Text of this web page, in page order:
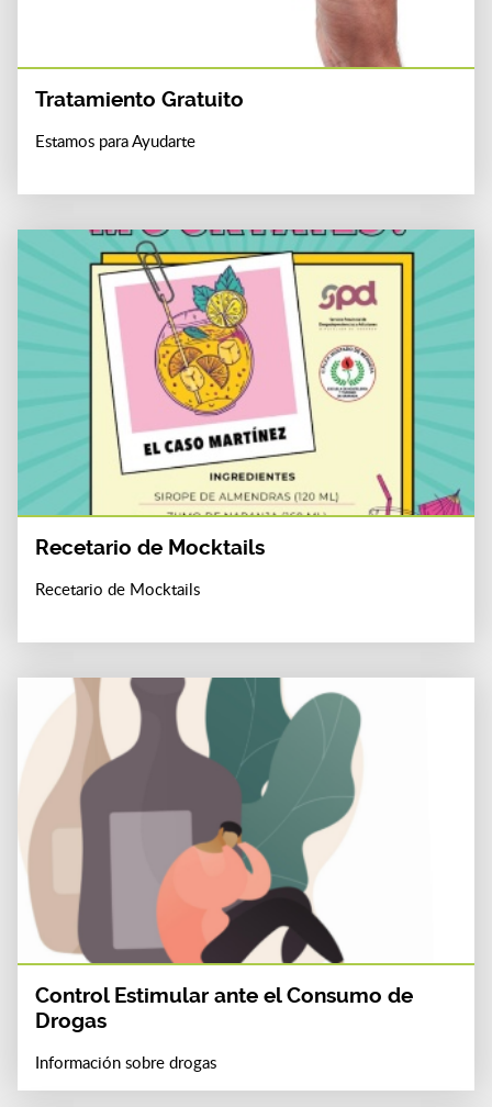
Tratamiento Gratuito
Estamos para Ayudarte
Recetario de Mocktails
Recetario de Mocktails
Control Estimular ante el Consumo de
Drogas
Información sobre drogas